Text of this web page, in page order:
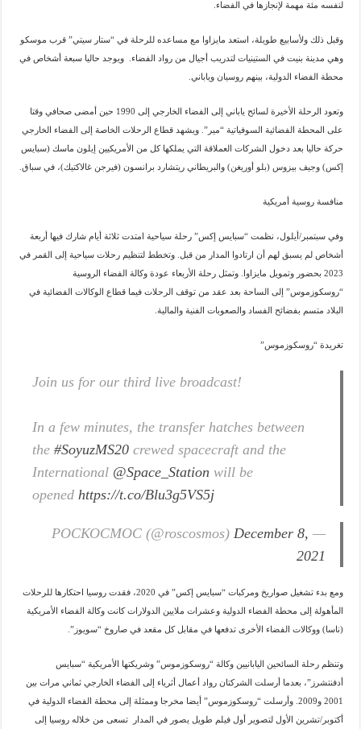
لنفسه مئة مهمة لإنجازها في الفضاء.
وقبل ذلك ولأسابيع طويلة، استعد مايزاوا مع مساعده للرحلة في “ستار سيتي” قرب موسكو
وهي مدينة بنيت في الستينيات لتدريب أجيال من رواد الفضاء. ويوجد حاليا سبعة أشخاص في
محطة الفضاء الدولية، بينهم روسيان وياباني.
وتعود الرحلة الأخيرة لسائح ياباني إلى الفضاء الخارجي إلى 1990 حين أمضى صحافي وقتا
على المحطة الفضائية السوفياتية “مير”. ويشهد قطاع الرحلات الخاصة إلى الفضاء الخارجي
حركة حاليا بعد دخول الشركات العملاقة التي يملكها كل من الأمريكيين إيلون ماسك (سبايس
إكس) وجيف بيزوس (بلو أوريغن) والبريطاني ريتشارد برانسون (فيرجن غالاكتيك)، في سباق.
منافسة روسية أمريكية
وفي سبتمبر/أيلول، نظمت “سبايس إكس” رحلة سياحية امتدت ثلاثة أيام شارك فيها أربعة
أشخاص لم يسبق لهم أن ارتادوا المدار من قبل. وتخطط لتنظيم رحلات سياحية إلى القمر في
2023 بحضور وتمويل مايزاوا. وتمثل رحلة الأربعاء عودة وكالة الفضاء الروسية
“روسكوزموس” إلى الساحة بعد عقد من توقف الرحلات فيما قطاع الوكالات الفضائية في
البلاد متسم بفضائح الفساد والصعوبات الفنية والمالية.
تغريدة “روسكوزموس”
Join us for our third live broadcast!
In a few minutes, the transfer hatches between
the#SoyuzMS20 crewed spacecraft and the
International @Space_Station will be
openedhttps://t.co/Blu3g5VS5j
— РОСКОСМОС (@roscosmos)
December 8,
2021
ومع بدء تشغيل صواريخ ومركبات “سبايس إكس” في 2020، فقدت روسيا احتكارها للرحلات
المأهولة إلى محطة الفضاء الدولية وعشرات ملايين الدولارات كانت وكالة الفضاء الأمريكية
(ناسا) ووكالات الفضاء الأخرى تدفعها في مقابل كل مقعد في صاروخ “سويوز”.
وتنظم رحلة السائحين اليابانيين وكالة “روسكوزموس” وشريكتها الأمريكية “سبايس
أدفنتشرز”، بعدما أرسلت الشركتان رواد أعمال أثرياء إلى الفضاء الخارجي ثماني مرات بين
2001 و2009. وأرسلت “روسكوزموس” أيضا مخرجا وممثلة إلى محطة الفضاء الدولية في
أكتوبر/تشرين الأول لتصوير أول فيلم طويل يصور في المدار تسعى من خلاله روسيا إلى